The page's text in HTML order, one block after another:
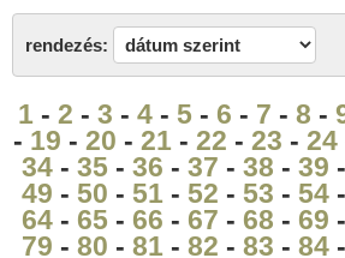
rendezés:
1 - 2 - 3 - 4 - 5 - 6 - 7 - 8 -
- 19 - 20 - 21 - 22 - 23 - 24
34 - 35 - 36 - 37 - 38 - 39 -
49 - 50 - 51 - 52 - 53 - 54 -
64 - 65 - 66 - 67 - 68 - 69 -
79 - 80 - 81 - 82 - 83 - 84 -